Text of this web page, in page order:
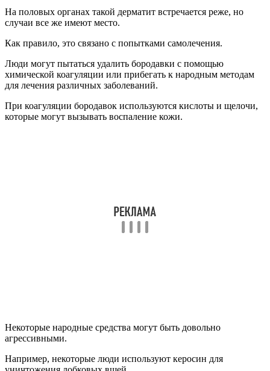
Человеческая изобретательность порой не знает границ.
Поэтому простой контактный дерматит на половых органах
иногда все же возникает.
Основные отличия от аллергического дерматита:
Отсутствие папул.
На фоне покраснения кожи сразу формируются везикулы.
Четкие границы.
распространяться даже на участки кожи, не подвергавшиеся